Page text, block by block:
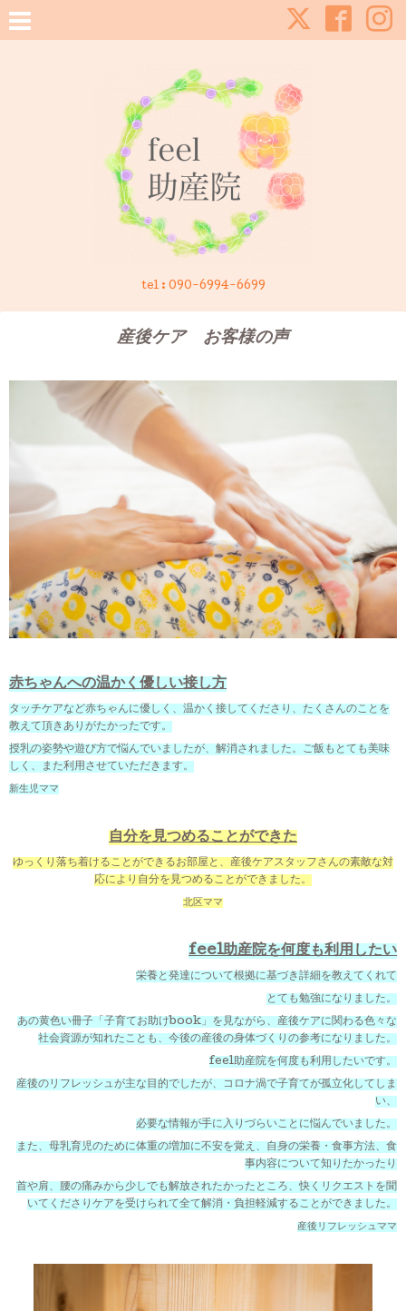
tel : 090-6994-6699
産後ケア お客様の声
赤ちゃんへの温かく優しい接し方
タッチケアなど赤ちゃんに優しく、温かく接してくださり、たくさんのことを
教えて頂きありがたかったです。
授乳の姿勢や遊び方で悩んでいましたが、解消されました。ご飯もとても美味
しく、また利用させていただきます。
新生児ママ
自分を見つめることができた
ゆっくり落ち着けることができるお部屋と、産後ケアスタッフさんの素敵な対
応により自分を見つめることができました。
北区ママ
feel助産院を何度も利用したい
栄養と発達について根拠に基づき詳細を教えてくれて
とても勉強になりました。
あの黄色い冊子「子育てお助けbook」を見ながら、産後ケアに関わる色々な
社会資源が知れたことも、今後の産後の身体づくりの参考になりました。
feel助産院を何度も利用したいです。
産後のリフレッシュが主な目的でしたが、コロナ渦で子育てが孤立化してしま
い、
必要な情報が手に入りづらいことに悩んでいました。
また、母乳育児のために体重の増加に不安を覚え、自身の栄養・食事方法、食
事内容について知りたかったり
首や肩、腰の痛みから少しでも解放されたかったところ、快くリクエストを聞
いてくださりケアを受けられて全て解消・負担軽減することができました。
産後リフレッシュママ